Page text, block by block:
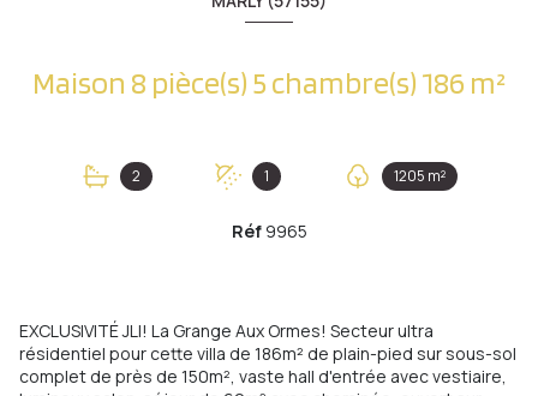
Maison 8 pièce(s) 5 chambre(s) 186 m²
2 1 1205 m²
Réf 9965
EXCLUSIVITÉ JLI! La Grange Aux Ormes! Secteur ultra
résidentiel pour cette villa de 186m² de plain-pied sur sous-sol
complet de près de 150m², vaste hall d'entrée avec vestiaire,